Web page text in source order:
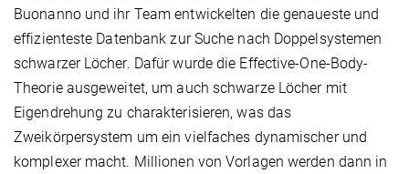
Buonanno und ihr Team entwickelten die genaueste und
effizienteste Datenbank zur Suche nach Doppelsystemen
schwarzer Löcher. Dafür wurde die Effective-One-Body-
Theorie ausgeweitet, um auch schwarze Löcher mit
Eigendrehung zu charakterisieren, was das
Zweikörpersystem um ein vielfaches dynamischer und
komplexer macht. Millionen von Vorlagen werden dann in